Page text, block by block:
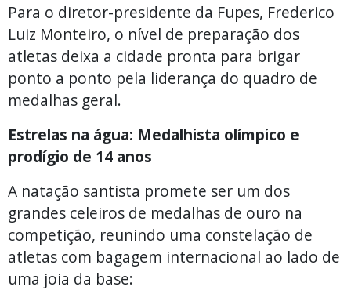
Para o diretor-presidente da Fupes, Frederico
Luiz Monteiro, o nível de preparação dos
atletas deixa a cidade pronta para brigar
ponto a ponto pela liderança do quadro de
medalhas geral.
Estrelas na água: Medalhista olímpico e
prodígio de 14 anos
A natação santista promete ser um dos
grandes celeiros de medalhas de ouro na
competição, reunindo uma constelação de
atletas com bagagem internacional ao lado de
uma joia da base: